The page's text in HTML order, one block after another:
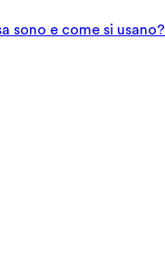
sono e come si usano?